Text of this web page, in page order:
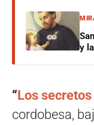
y
“Los
cordobesa,